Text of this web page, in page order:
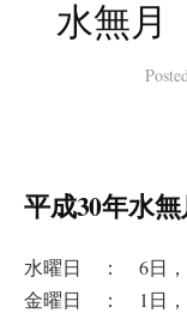
水無月
平成30年水
水曜日 ： 6日，
金曜日 ： 1日，